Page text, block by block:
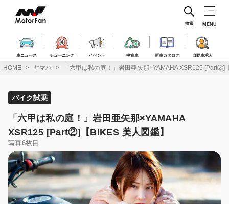
ス
車ニュース チューニング イベント 中古車 新車カタログ 自動車求人
検索 MENU
HOME ヤマハ 「六甲は私の庭！」岩田亜矢那×YAMAHA XSR125 [Part②]
バイク試乗
「六甲は私の庭！」岩田亜矢那×YAMAHA
XSR125 [Part②]【BIKES 美人図鑑】
写真6枚目